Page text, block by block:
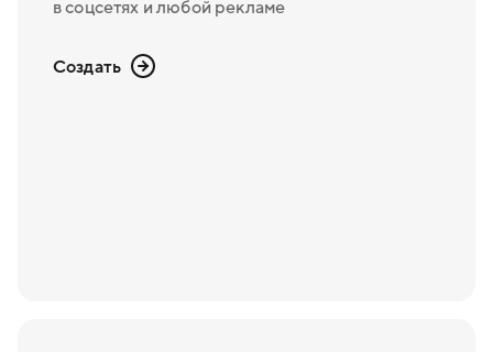
в соцсетях и любой рекламе
Создать